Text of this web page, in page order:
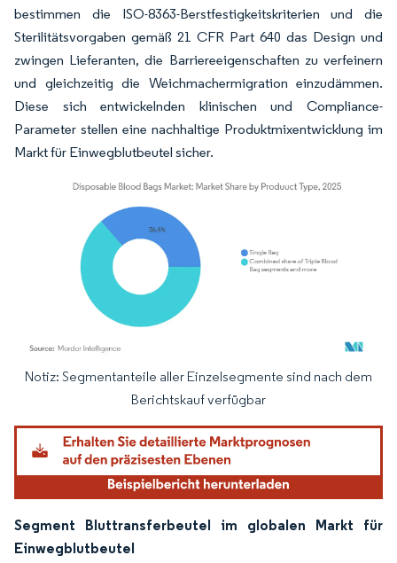
bestimmen die ISO-8363-Berstfestigkeitskriterien und die
Sterilitätsvorgaben gemäß 21 CFR Part 640 das Design und
zwingen Lieferanten, die Barriereeigenschaften zu verfeinern
und gleichzeitig die Weichmachermigration einzudämmen.
Diese sich entwickelnden klinischen und Compliance-
Parameter stellen eine nachhaltige Produktmixentwicklung im
Markt für Einwegblutbeutel sicher.
Bild © Mordor Intelligence. Wiederverwendung erfordert Namensnennung
Notiz: Segmentanteile aller Einzelsegmente sind nach dem
Berichtskauf verfügbar
Segment Bluttransferbeutel im globalen Markt für
Einwegblutbeutel